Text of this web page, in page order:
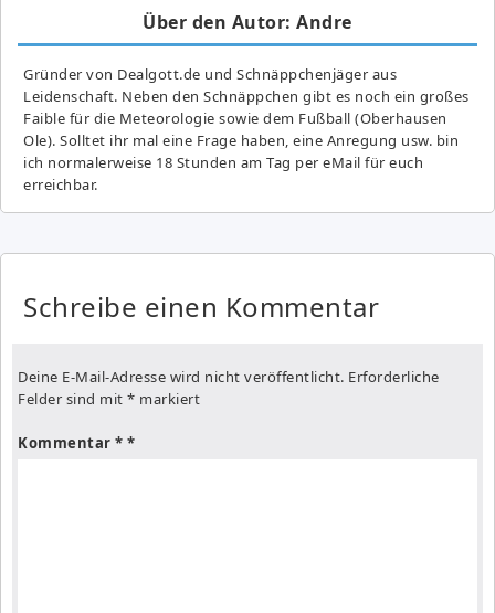
Über den Autor: Andre
Gründer von Dealgott.de und Schnäppchenjäger aus
Leidenschaft. Neben den Schnäppchen gibt es noch ein großes
Fai­ble für die Meteorologie sowie dem Fußball (Oberhausen
Ole). Solltet ihr mal eine Frage haben, eine Anregung usw. bin
ich normalerweise 18 Stunden am Tag per eMail für euch
erreichbar.
Schreibe einen Kommentar
Deine E-Mail-Adresse wird nicht veröffentlicht. Erforderliche
Felder sind mit * markiert
Kommentar *